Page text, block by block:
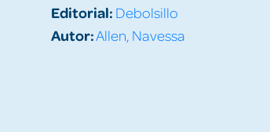
Editorial: Debolsillo
Autor:Allen, Navessa